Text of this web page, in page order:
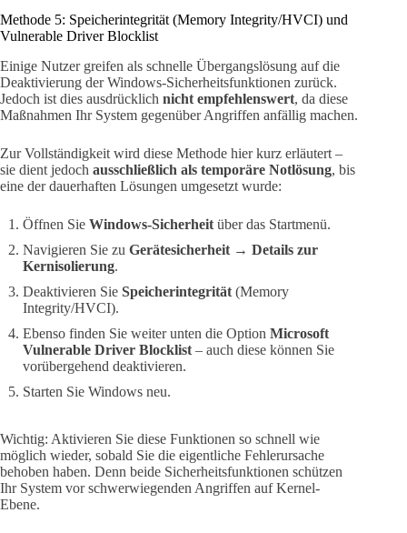
Methode 5: Speicherintegrität (Memory Integrity/HVCI) und
Vulnerable Driver Blocklist
Einige Nutzer greifen als schnelle Übergangslösung auf die
Deaktivierung der Windows-Sicherheitsfunktionen zurück.
Jedoch ist dies ausdrücklich nicht empfehlenswert, da diese
Maßnahmen Ihr System gegenüber Angriffen anfällig machen.
Zur Vollständigkeit wird diese Methode hier kurz erläutert –
sie dient jedoch ausschließlich als temporäre Notlösung, bis
eine der dauerhaften Lösungen umgesetzt wurde:
Öffnen Sie Windows-Sicherheit über das Startmenü.
Navigieren Sie zu Gerätesicherheit → Details zur
Kernisolierung.
Deaktivieren Sie Speicherintegrität (Memory
Integrity/HVCI).
Ebenso finden Sie weiter unten die Option Microsoft
Vulnerable Driver Blocklist – auch diese können Sie
vorübergehend deaktivieren.
Starten Sie Windows neu.
Wichtig: Aktivieren Sie diese Funktionen so schnell wie
möglich wieder, sobald Sie die eigentliche Fehlerursache
behoben haben. Denn beide Sicherheitsfunktionen schützen
Ihr System vor schwerwiegenden Angriffen auf Kernel-
Ebene.